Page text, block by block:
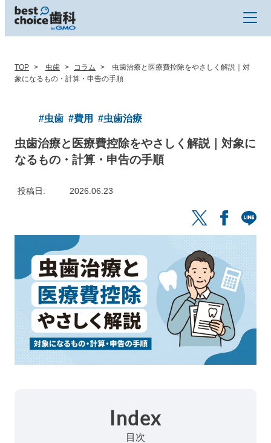
TOP 虫歯 コラム
虫歯治療と医療費控除をやさしく解説｜対
象になるもの・計算・申告の手順
#虫歯 #費用 #虫歯治療
虫歯治療と医療費控除をやさしく解説｜対象に
なるもの・計算・申告の手順
投稿日 2026.06.23
Index
目次